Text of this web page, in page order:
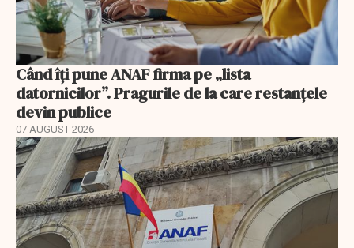
Când îți pune ANAF firma pe „lista
datornicilor”. Pragurile de la care restanțele
devin publice
07 AUGUST 2026